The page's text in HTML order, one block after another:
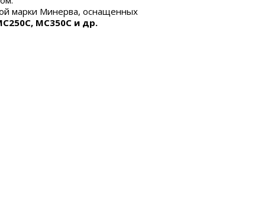
марки Минерва, оснащенных
MC350C и др.